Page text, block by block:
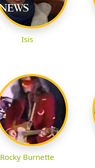
Isis
Rocky Burnette